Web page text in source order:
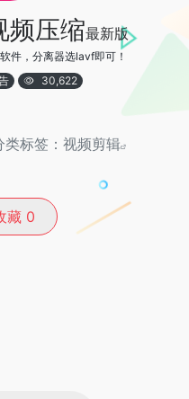
频压缩最新版
件，分离器选lavf即可！
30,622
类标签： 视频剪辑
藏 0